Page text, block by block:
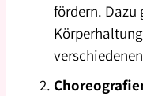
fördern. Dazu